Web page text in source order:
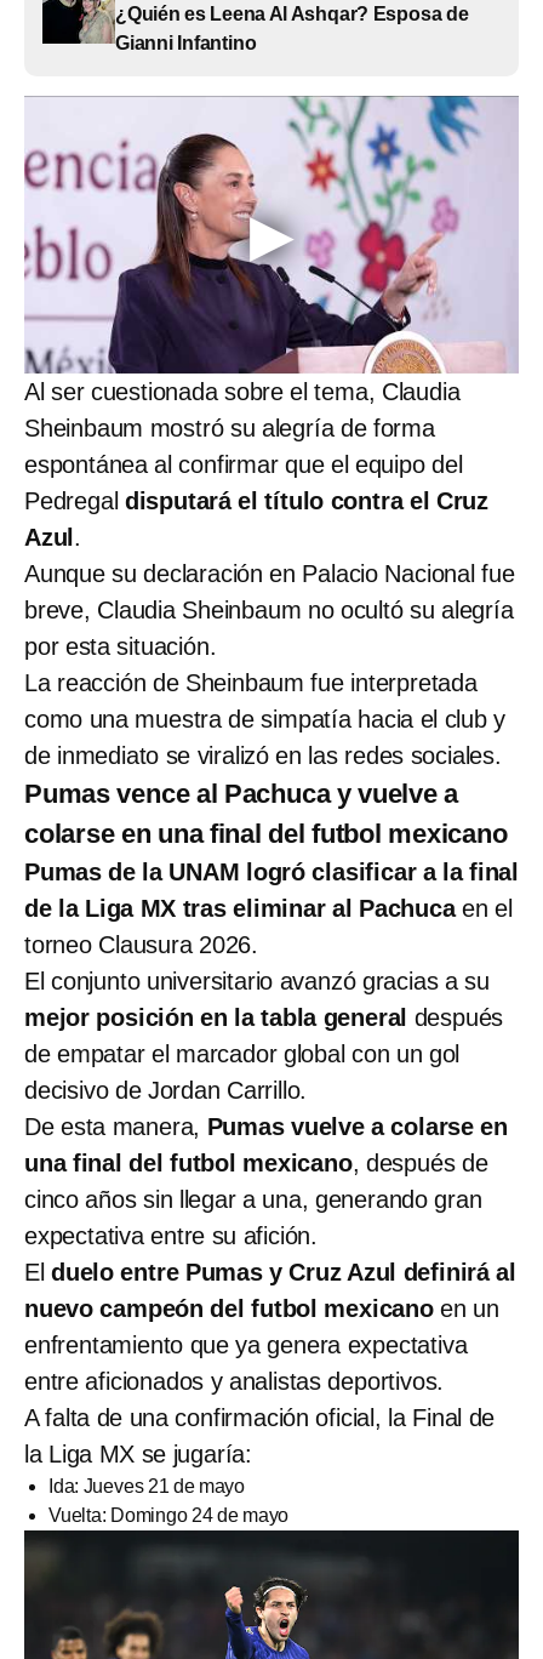
¿Quién es Leena Al Ashqar? Esposa de
Gianni Infantino
Al ser cuestionada sobre el tema, Claudia
Sheinbaum mostró su alegría de forma
espontánea al confirmar que el equipo del
Pedregal disputará el título contra el Cruz
Azul .
Aunque su declaración en Palacio Nacional fue
breve, Claudia Sheinbaum no ocultó su alegría
por esta situación.
La reacción de Sheinbaum fue interpretada
como una muestra de simpatía hacia el club y
de inmediato se viralizó en las redes sociales.
Pumas vence al Pachuca y vuelve a
colarse en una final del futbol mexicano
Pumas de la UNAM logró clasificar a la final
de la Liga MX tras eliminar al Pachucaen el
torneo Clausura 2026.
El conjunto universitario avanzó gracias a su
mejor posición en la tabla general después
de empatar el marcador global con un gol
decisivo de Jordan Carrillo.
De esta manera, Pumas vuelve a colarse en
una final del futbol mexicano, después de
cinco años sin llegar a una, generando gran
expectativa entre su afición.
El duelo entre Pumas y Cruz Azul definirá al
nuevo campeón del futbol mexicanoen un
enfrentamiento que ya genera expectativa
entre aficionados y analistas deportivos.
A falta de una confirmación oficial, la Final de
la Liga MX se jugaría:
Ida: Jueves 21 de mayo
Vuelta: Domingo 24 de mayo